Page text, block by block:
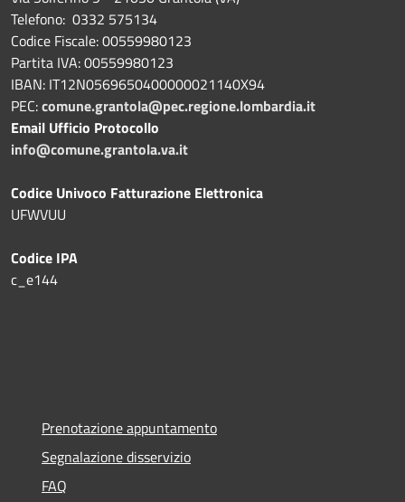
Telefono: 0332 575134
Codice Fiscale: 00559980123
Partita IVA: 00559980123
IBAN: IT12N0569650400000021140X94
PEC:comune.grantola@pec.regione.lombardia.it
Email Ufficio Protocollo
info@comune.grantola.va.it
Codice Univoco Fatturazione Elettronica
UFWVUU
Codice IPA
c_e144
Prenotazione appuntamento
Segnalazione disservizio
FAQ